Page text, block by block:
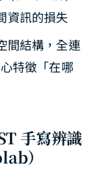
訊的損失
間結構，全連
特徵「在哪
手寫辨識
）